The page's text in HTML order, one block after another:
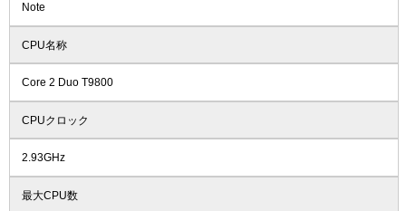
Note
CPU名称
Core 2 Duo T9800
CPUクロック
2.93GHz
最大CPU数